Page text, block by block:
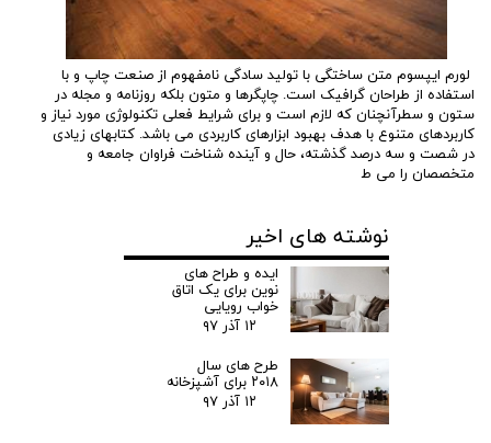
لورم ایپسوم متن ساختگی با تولید سادگی نامفهوم از صنعت چاپ و با
استفاده از طراحان گرافیک است. چاپگرها و متون بلکه روزنامه و مجله در
ستون و سطرآنچنان که لازم است و برای شرایط فعلی تکنولوژی مورد نیاز و
کاربردهای متنوع با هدف بهبود ابزارهای کاربردی می باشد. کتابهای زیادی
در شصت و سه درصد گذشته، حال و آینده شناخت فراوان جامعه و
متخصصان را می ط
نوشته های اخیر
ایده و طراح های
نوین برای یک اتاق
خواب رویایی
۱۲ آذر ۹۷
طرح های سال
۲۰۱۸ برای آشپزخانه
۱۲ آذر ۹۷